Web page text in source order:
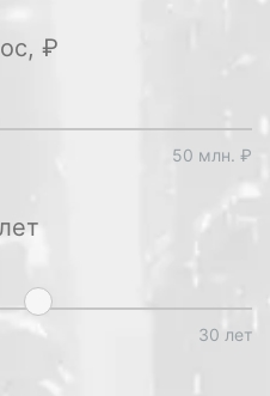
₽
50 млн. ₽
30 лет